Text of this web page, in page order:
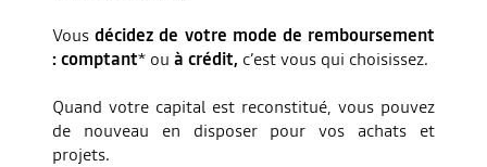
Vousdécidez de votre mode de remboursement
: comptant* ou à crédit, c’est vous qui choisissez.
Quand votre capital est reconstitué, vous pouvez
de nouveau en disposer pour vos achats et
projets.